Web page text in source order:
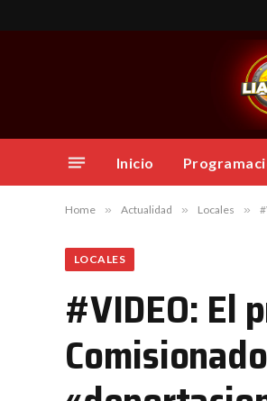
Inicio
Home » Actualidad » Locales »
LOCALES
#VIDEO: El